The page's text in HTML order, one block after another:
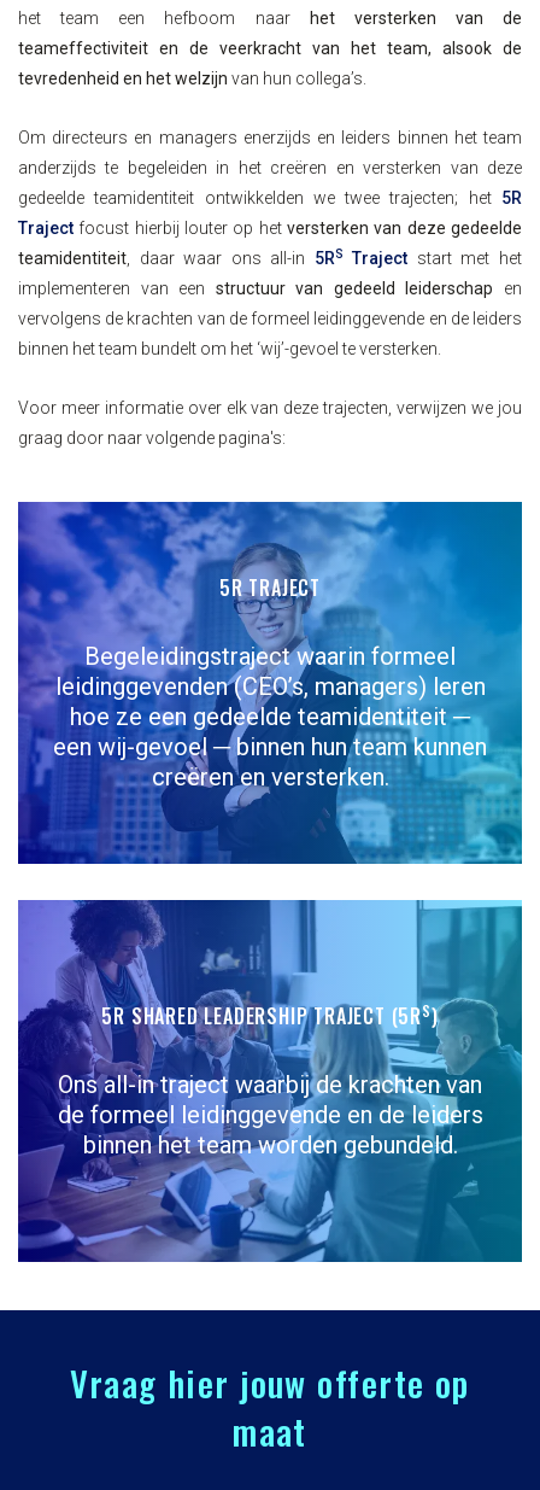
het team een hefboom naar
het versterken van de
teameffectiviteit en de veerkracht van het team, alsook de
tevredenheid en het welzijn van hun collega’s.
Om directeurs en managers enerzijds en leiders binnen het team
anderzijds te begeleiden in het creëren en versterken van deze
gedeelde teamidentiteit ontwikkelden we twee trajecten; het 5R
Traject focust hierbij louter op hetversterken van deze gedeelde
teamidentiteit , daar waar ons all-in 5RS Traject start met het
implementeren van een structuur van gedeeld leiderschap en
vervolgens de krachten van de formeel leidinggevende en de leiders
binnen het team bundelt om het ‘wij’-gevoel te versterken.
Voor meer informatie over elk van deze trajecten, verwijzen we jou
graag door naar volgende pagina's:
5R TRAJECT
Begeleidingstraject waarin formeel
leidinggevenden (CEO’s, managers) leren
hoe ze een gedeelde teamidentiteit ─
een wij-gevoel ─ binnen hun team kunnen
creëren en versterken.
5R SHARED LEADERSHIP TRAJECT (5RS)
Ons all-in traject waarbij de krachten van
de formeel leidinggevende en de leiders
binnen het team worden gebundeld.
Vraag hier jouw offerte op
maat